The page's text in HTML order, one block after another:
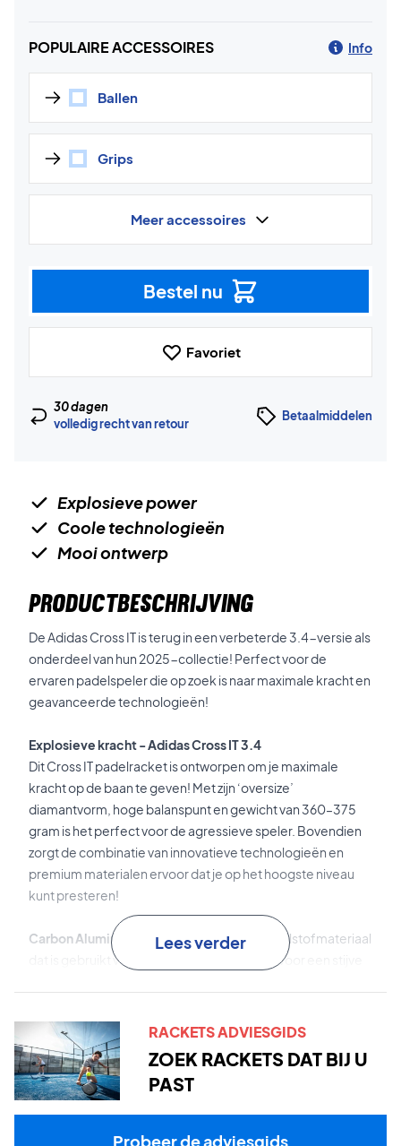
POPULAIRE ACCESSOIRES Info
Ballen
Grips
Meer accessoires
Bestel nu
Favoriet
30 dagen
volledig recht van retour
Betaalmiddelen
Explosieve power
Coole technologieën
Mooi ontwerp
PRODUCTBESCHRIJVING
De Adidas Cross IT is terug in een verbeterde 3.4-versie als
onderdeel van hun 2025-collectie! Perfect voor de
ervaren padelspeler die op zoek is naar maximale kracht en
geavanceerde technologieën!
Explosieve kracht - Adidas Cross IT 3.4
Dit Cross IT padelracket is ontworpen om je maximale
kracht op de baan te geven! Met zijn ‘oversize’
diamantvorm, hoge balanspunt en gewicht van 360–375
gram is het perfect voor de agressieve speler. Bovendien
zorgt de combinatie van innovatieve technologieën en
premium materialen ervoor dat je op het hoogste niveau
kunt presteren!
Carbon Aluminized 15Kis het aluminized koolstofmateriaal
dat is gebruikt voor het oppervlak. Dit zorgt voor een stijve
Spin Bladeis het 3D-oppervlaktepatroon dat het
spinpotentieel verbetert en een beter balgevoel geeft.
High Memory EVA
is de kern met hoge dichtheid die zorgt
Lees verder
RACKETS ADVIESGIDS
ZOEK RACKETS DAT BIJ U
PAST
Probeer de adviesgids